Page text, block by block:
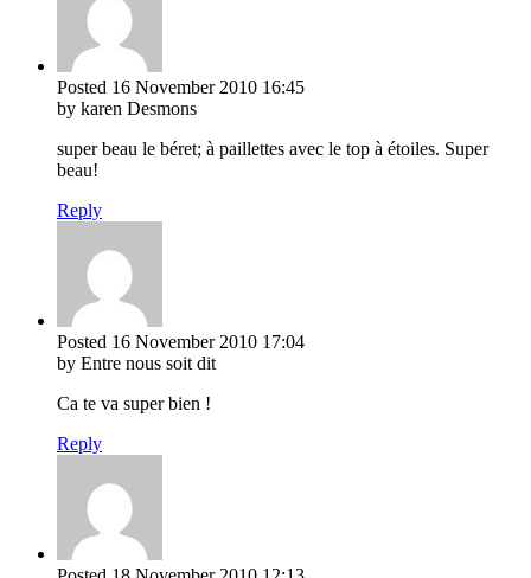
Posted 16 November 2010 16:45
by karen Desmons
super beau le béret; à paillettes avec le top à étoiles. Super
beau!
Reply
Posted 16 November 2010 17:04
by Entre nous soit dit
Ca te va super bien !
Reply